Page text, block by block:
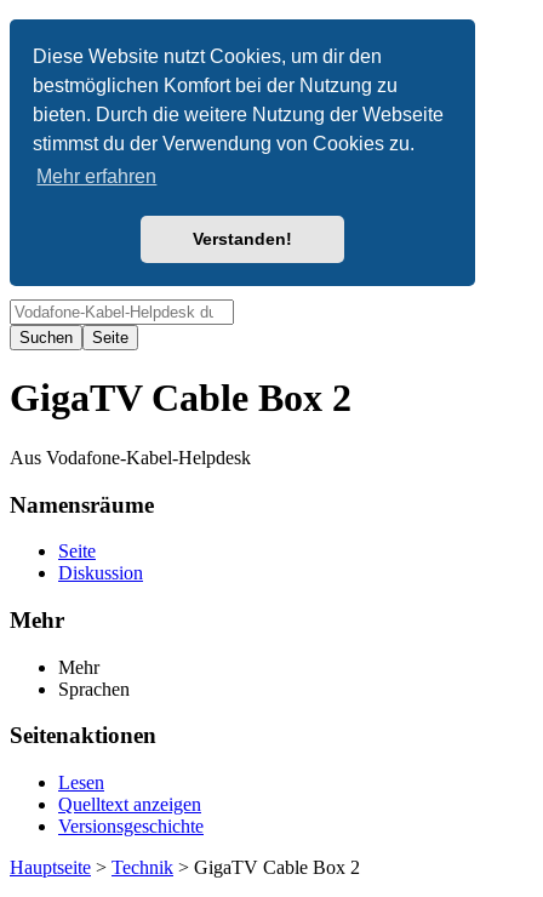
Diese Website nutzt Cookies, um dir den
bestmöglichen Komfort bei der Nutzung zu
bieten. Durch die weitere Nutzung der Webseite
stimmst du der Verwendung von Cookies zu.
Mehr erfahren
Verstanden!
Nicht angemeldet
Anmelden
GigaTV Cable Box 2
Aus Vodafone-Kabel-Helpdesk
Namensräume
Seite
Diskussion
Mehr
Mehr
Sprachen
Seitenaktionen
Lesen
Quelltext anzeigen
Versionsgeschichte
Hauptseite > Technik > GigaTV Cable Box 2